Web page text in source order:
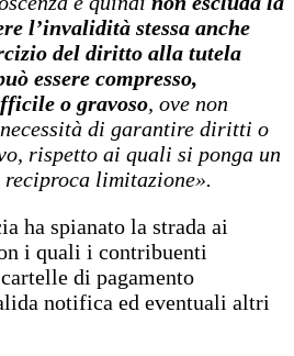
l’invalidità stessa anche
del diritto alla tutela
essere compresso,
o gravoso, ove non
di garantire diritti o
rispetto ai quali si ponga un
limitazione».
ha spianato la strada ai
i quali i contribuenti
di pagamento
notifica ed eventuali altri